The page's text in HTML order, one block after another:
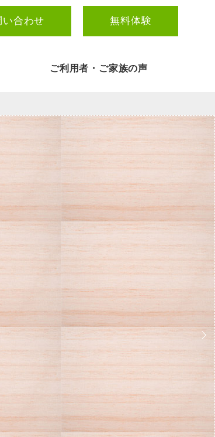
無料体験
い合わせ
ご利用者・ご家族の声